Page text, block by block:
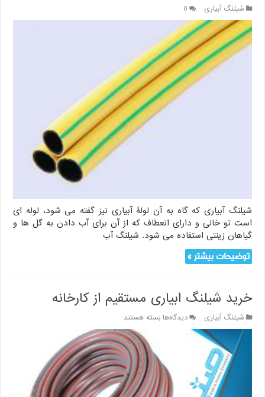
شیلنگ آبیاری 0
شیلنگ آبیاری که گاه به آن لولۀ آبیاری نیز گفته می شود، لوله ای
است تو خالی و دارای انعطاف که از آن برای آب دادن به گل ها و
گیاهان زینتی استفاده می شود. شیلنگ آب
توضیحات بیشتر »
خرید شیلنگ ابیاری مستقیم از کارخانه
شیلنگ آبیاری دیدگاه‌هابرای
شیلنگ
ابیاری
مستقیم
از
کارخانه
بسته هستند